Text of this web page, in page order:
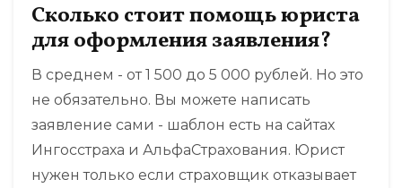
Сколько стоит помощь юриста
для оформления заявления?
В среднем - от 1 500 до 5 000 рублей. Но это
не обязательно. Вы можете написать
заявление сами - шаблон есть на сайтах
Ингосстраха и АльфаСтрахования. Юрист
нужен только если страховщик отказывает